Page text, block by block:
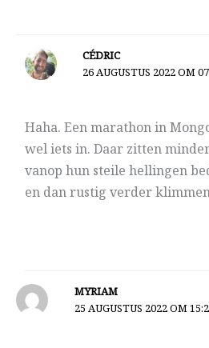
CÉDRIC
26 AUGUSTUS 2022 OM
Haha. Een marathon in
wel iets in. Daar zitten
vanop hun steile hellingen
en dan rustig verder
MYRIAM
25 AUGUSTUS 2022 OM